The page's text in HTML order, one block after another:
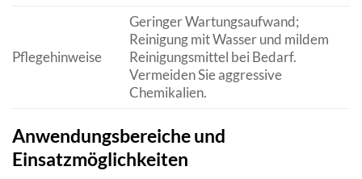
Pflegehinweise
Geringer Wartungsaufwand;
Reinigung mit Wasser und mildem
Reinigungsmittel bei Bedarf.
Vermeiden Sie aggressive
Chemikalien.
Anwendungsbereiche und
Einsatzmöglichkeiten